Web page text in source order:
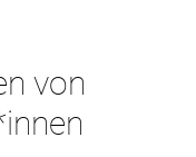
von